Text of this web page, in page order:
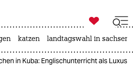
taz zahl ich
zahl ich

taz zahl ich
katzen landtagswahl in
in Kuba: Englischunterricht als Luxus